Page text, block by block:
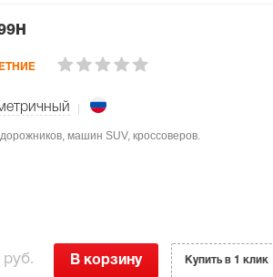
машин SUV, кроссоверов.
В корзину Купить в 1 клик